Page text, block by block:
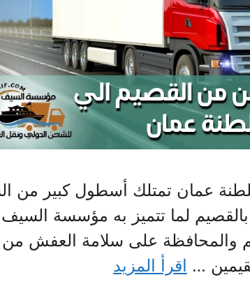
عمان تمتلك أسطول كبير من
بالقصيم لما تتميز به مؤسسة
والمحافظة على سلامة العفش من
… اقرأ المزيد